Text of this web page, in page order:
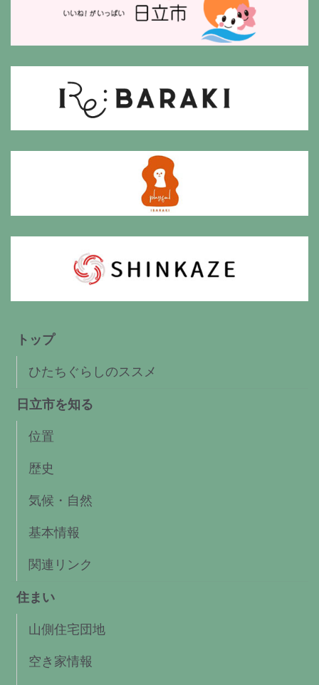
トップ
ひたちぐらしのススメ
日立市を知る
位置
歴史
気候・自然
基本情報
関連リンク
住まい
山側住宅団地
空き家情報